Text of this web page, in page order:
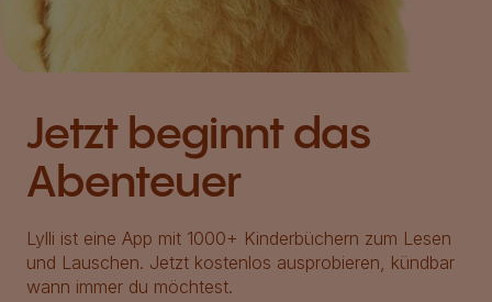
Jetzt beginnt das
Abenteuer
Lylli ist eine App mit 1000+ Kinderbüchern zum Lesen
und Lauschen. Jetzt kostenlos ausprobieren, kündbar
wann immer du möchtest.